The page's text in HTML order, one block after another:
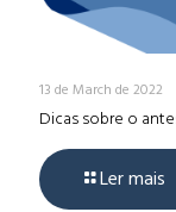
13 de March de 2022
Dicas sobre o
Ler mais